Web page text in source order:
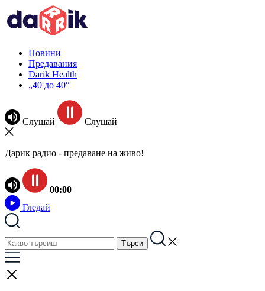
Новини
Предавания
Darik Health
„40 до 40“
Слушай Слушай
Дарик радио - предаване на живо!
00:00
Гледай